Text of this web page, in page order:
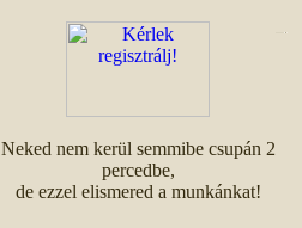
Neked nem kerül semmibe csupán 2
percedbe,
de ezzel elismered a munkánkat!